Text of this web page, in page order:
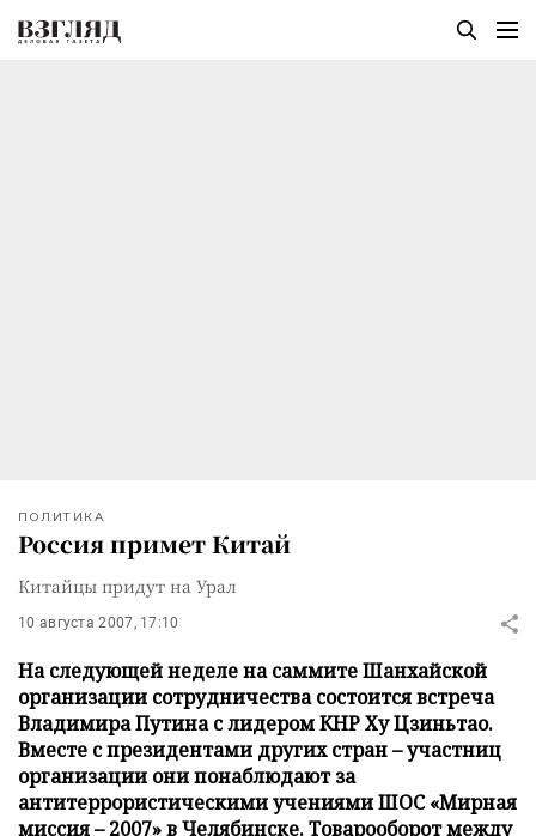
ПОЛИТИКА
Россия примет Китай
Китайцы придут на Урал
10 августа 2007, 17:10
На следующей неделе на саммите Шанхайской
организации сотрудничества состоится встреча
Владимира Путина с лидером КНР Ху Цзиньтао.
Вместе с президентами других стран – участниц
организации они понаблюдают за
антитеррористическими учениями ШОС «Мирная
миссия – 2007» в Челябинске. Товарооборот между